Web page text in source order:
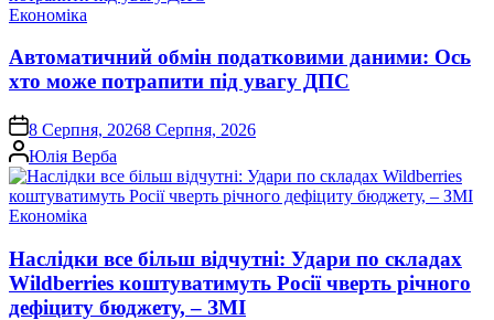
Опублікувати
Економіка
Автоматичний обмін податковими даними: Ось
хто може потрапити під увагу ДПС
on8 Серпня, 20268 Серпня, 2026
Опубліковано
Юлія Верба
Опублікувати
Економіка
Наслідки все більш відчутні: Удари по складах
Wildberries коштуватимуть Росії чверть річного
дефіциту бюджету, – ЗМІ